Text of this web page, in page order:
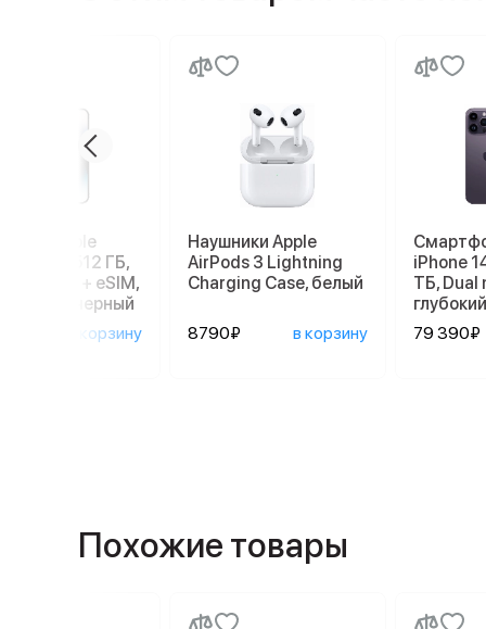
Apple
14 Pro 512 ГБ,
nano SIM + eSIM,
черный
в корзину
Наушники Apple
AirPods 3 Lightning
Charging Case, белый
8790₽ в корзину
iPhone
ТБ, Dual
79 390₽
Похожие товары